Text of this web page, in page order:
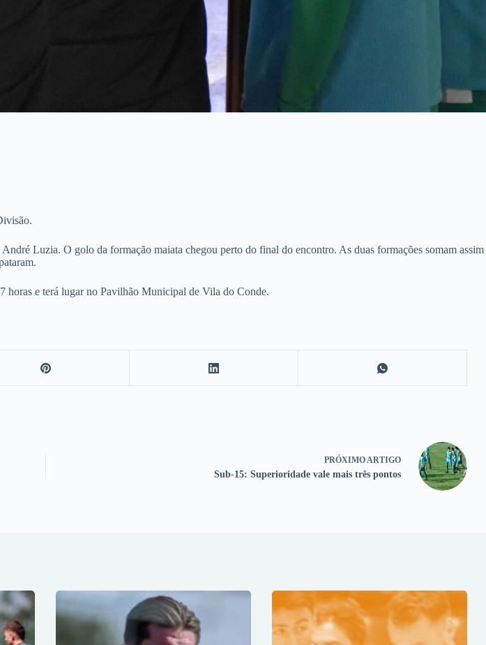
Luzia. O golo da formação maiata chegou perto do final do encontro. As duas formações somam assim
horas e terá lugar no Pavilhão Municipal de Vila do Conde.
PRÓXIMO ARTIGO
Sub-15: Superioridade vale mais três pontos